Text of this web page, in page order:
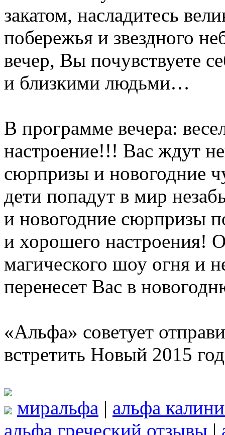
закатом, насладитесь
побережья и звездного
вечер, Вы почувствуете
и близкими людьми…
В программе вечера:
настроение!!! Вас ждут
сюрпризы и новогодние
дети попадут в мир
и новогодние сюрпризы
и хорошего настроения!
магического шоу огня и
перенесет Вас в
«Альфа» советует
встретить Новый 2015
миральфа | альфа
альфа греческий отзывы |